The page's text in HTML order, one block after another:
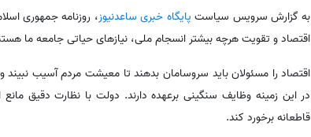
به گزارش سرویس سیاست پایگاه خبری ساعدنیوز،‌ روزنامه جمهوری
اقتصاد و تقویت هرچه بیشتر انسجام ملی، نیازهای حیاتی جامعه ما
اقتصاد را مسئولان باید سروسامان بدهند تا معیشت مردم آسیب
در این زمینه وظایف سنگینی برعهده دارند. دولت با نظارت دقیق
قاطعانه برخورد کند.